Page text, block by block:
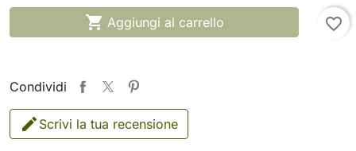
 Aggiungi al carrello favorite_border
Condividi
Scrivi la tua recensione